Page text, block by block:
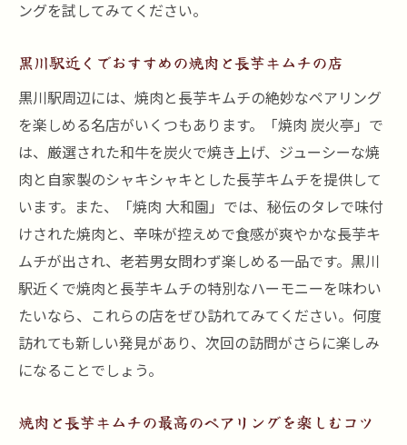
ングを試してみてください。
黒川駅近くでおすすめの焼肉と長芋キムチの店
黒川駅周辺には、焼肉と長芋キムチの絶妙なペアリング
を楽しめる名店がいくつもあります。「焼肉 炭火亭」で
は、厳選された和牛を炭火で焼き上げ、ジューシーな焼
肉と自家製のシャキシャキとした長芋キムチを提供して
います。また、「焼肉 大和園」では、秘伝のタレで味付
けされた焼肉と、辛味が控えめで食感が爽やかな長芋キ
ムチが出され、老若男女問わず楽しめる一品です。黒川
駅近くで焼肉と長芋キムチの特別なハーモニーを味わい
たいなら、これらの店をぜひ訪れてみてください。何度
訪れても新しい発見があり、次回の訪問がさらに楽しみ
になることでしょう。
焼肉と長芋キムチの最高のペアリングを楽しむコツ